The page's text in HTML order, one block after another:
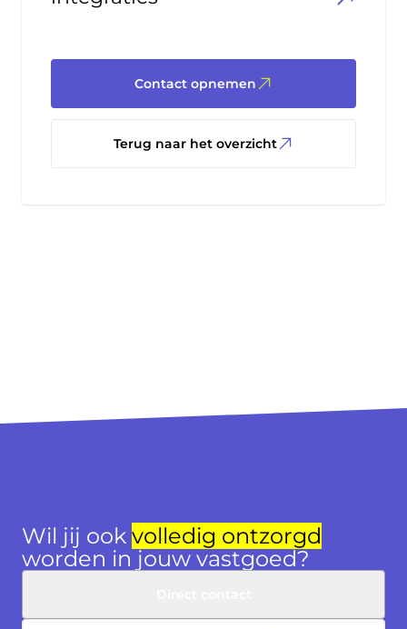
Contact opnemen
Terug naar het overzicht
Wil jij ook volledig ontzorgd
worden in jouw vastgoed?